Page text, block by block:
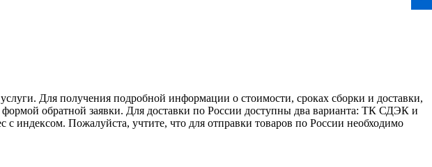
Для получения подробной информации о стоимости, сроках сборки и доставки,
формой обратной заявки. Для доставки по России доступны два варианта: ТК СДЭК и
индексом. Пожалуйста, учтите, что для отправки товаров по России необходимо